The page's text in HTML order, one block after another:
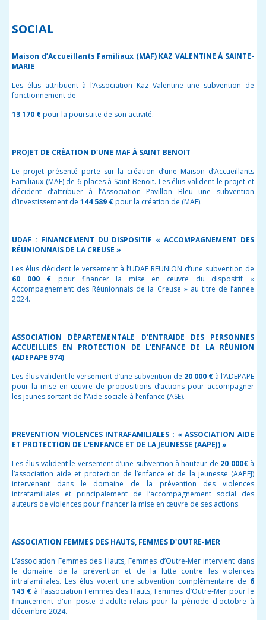
SOCIAL
Maison d’Accueillants Familiaux (MAF) KAZ VALENTINE À SAINTE-
MARIE
Les élus attribuent à l’Association Kaz Valentine une subvention de
fonctionnement de
13 170 €pour la poursuite de son activité.
PROJET DE CRÉATION D'UNE MAF À SAINT BENOIT
Le projet présenté porte sur la création d’une Maison d’Accueillants
Familiaux (MAF) de 6 places à Saint-Benoit. Les élus valident le projet et
décident d’attribuer à l’Association Pavillon Bleu une subvention
d’investissement de 144 589 €pour la création de (MAF).
UDAF : FINANCEMENT DU DISPOSITIF « ACCOMPAGNEMENT DES
RÉUNIONNAIS DE LA CREUSE »
Les élus décident le versement à l’UDAF REUNION d’une subvention de
60 000 € pour financer la mise en œuvre du dispositif «
Accompagnement des Réunionnais de la Creuse » au titre de l’année
2024.
ASSOCIATION DÉPARTEMENTALE D'ENTRAIDE DES PERSONNES
ACCUEILLIES EN PROTECTION DE L'ENFANCE DE LA RÉUNION
(ADEPAPE 974)
Les élus valident le versement d’une subvention de 20 000 € à l’ADEPAPE
pour la mise en œuvre de propositions d’actions pour accompagner
les jeunes sortant de l’Aide sociale à l’enfance (ASE).
PREVENTION VIOLENCES INTRAFAMILIALES : « ASSOCIATION AIDE
ET PROTECTION DE L'ENFANCE ET DE LA JEUNESSE (AAPEJ) »
Les élus valident le versement d’une subvention à hauteur de 20 000€à
l’association aide et protection de l’enfance et de la jeunesse (AAPEJ)
intervenant dans le domaine de la prévention des violences
intrafamiliales et principalement de l’accompagnement social des
auteurs de violences pour financer la mise en œuvre de ses actions.
ASSOCIATION FEMMES DES HAUTS, FEMMES D'OUTRE-MER
L’association Femmes des Hauts, Femmes d’Outre-Mer intervient dans
le domaine de la prévention et de la lutte contre les violences
intrafamiliales. Les élus votent une subvention complémentaire de 6
143 € à l’association Femmes des Hauts, Femmes d’Outre-Mer pour le
financement d'un poste d'adulte-relais pour la période d'octobre à
décembre 2024.